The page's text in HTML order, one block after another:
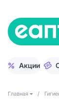
Акции
Главная /